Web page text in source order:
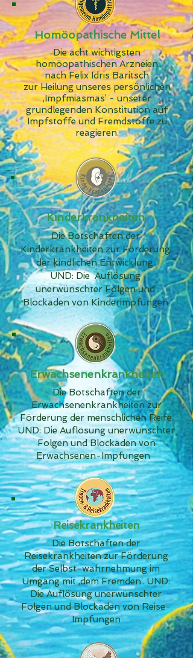
Homöopathische Mittel
Die acht wichtigsten
homöopathischen Arzneien
nach Felix Idris Baritsch
zur Heilung unseres persönlichen
‚Impfmiasmas’ - unserer
grundlegenden Konstitution auf
Impfstoffe und Fremdstoffe zu
reagieren.
Kinderkrankheiten
Die Botschaften der
Kinderkrankheiten zur Förderung
der kindlichen Entwicklung.
UND: Die Auflösung
unerwünschter Folgen und
Blockaden von Kinderimpfungen
Erwachsenenkrankheiten
Die Botschaften der
Erwachsenenkrankheiten zur
Förderung der menschlichen Reife.
UND: Die Auflösung unerwünschter
Folgen und Blockaden von
Erwachsenen-Impfungen
Reisekrankheiten
Die Botschaften der
Reisekrankheiten zur Förderung
der Selbst-wahrnehmung im
Umgang mit ‚dem Fremden‘. UND:
Die Auflösung unerwünschter
Folgen und Blockaden von Reise-
Impfungen